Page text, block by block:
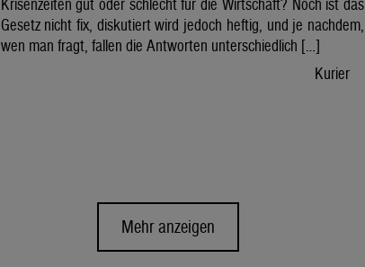
Krisenzeiten gut oder schlecht für die Wirtschaft? Noch ist das
Gesetz nicht fix, diskutiert wird jedoch heftig, und je nachdem,
wen man fragt, fallen die Antworten unterschiedlich […]
Kurier
Mehr anzeigen